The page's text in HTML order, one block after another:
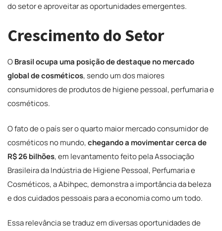
do setor e aproveitar as oportunidades emergentes.
Crescimento do Setor
OBrasil ocupa uma posição de destaqueno mercado
global de cosméticos, sendo um dos maiores
consumidores de produtos de higiene pessoal, perfumaria e
cosméticos.
O fato de o país ser o quarto maior mercado consumidor de
cosméticos no mundo,chegando a movimentar cerca de
R$ 26 bilhões, em levantamento feito pela Associação
Brasileira da Indústria de Higiene Pessoal, Perfumaria e
Cosméticos, a Abihpec, demonstra a importância da beleza
e dos cuidados pessoais para a economia como um todo.
Essa relevância se traduz em diversas oportunidades de